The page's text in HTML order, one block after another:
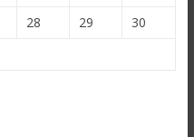
28 29
30